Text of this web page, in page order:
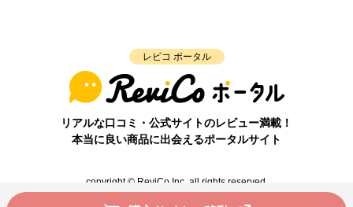
レビコ ポータル
リアルな口コミ・公式サイトのレビュー満載！
本当に良い商品に出会えるポータルサイト
copyright © ReviCo Inc. all rights reserved.